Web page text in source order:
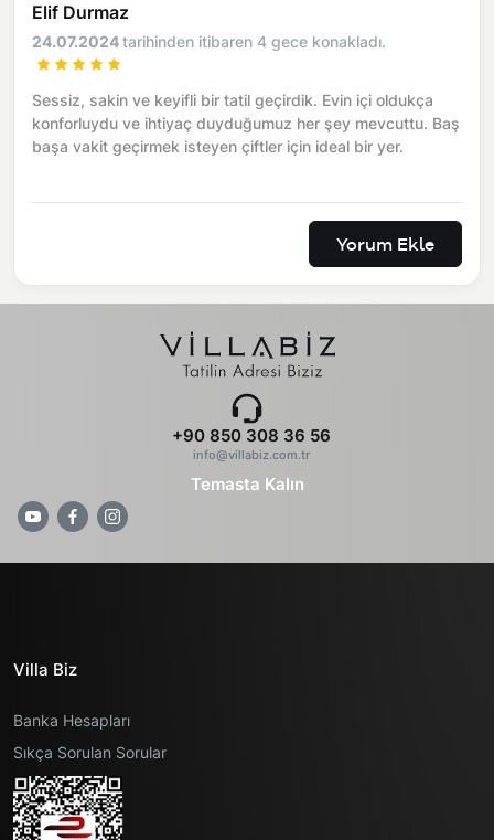
Elif Durmaz
24.07.2024tarihinden itibaren 4 gece konakladı.
Sessiz, sakin ve keyifli bir tatil geçirdik. Evin içi oldukça
konforluydu ve ihtiyaç duyduğumuz her şey mevcuttu. Baş
başa vakit geçirmek isteyen çiftler için ideal bir yer.
Yorum Ekle
+90 850 308 36 56
info@villabiz.com.tr
Temasta Kalın
Villa Biz
Banka Hesapları
Sıkça Sorulan Sorular